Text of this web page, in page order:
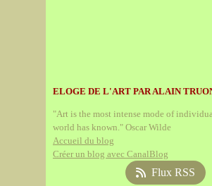
ELOGE DE L'ART PAR ALAIN
"Art is the most intense mode of
world has known." Oscar Wilde
Accueil du blog
Créer un blog avec CanalBlog
Flux RSS